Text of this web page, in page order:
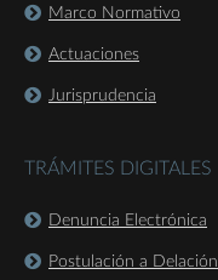
Marco Normativo
Actuaciones
Jurisprudencia
TRÁMITES DIGITALES
Denuncia Electrónica
Postulación a